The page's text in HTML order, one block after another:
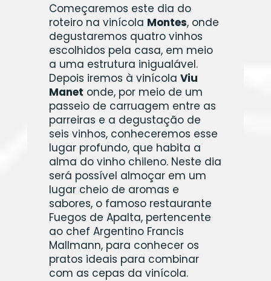
Começaremos este dia do
roteiro na vinícola Montes, onde
degustaremos quatro vinhos
escolhidos pela casa, em meio
a uma estrutura inigualável.
Depois iremos à vinícola Viu
Manet onde, por meio de um
passeio de carruagem entre as
parreiras e a degustação de
seis vinhos, conheceremos esse
lugar profundo, que habita a
alma do vinho chileno. Neste dia
será possível almoçar em um
lugar cheio de aromas e
sabores, o famoso restaurante
Fuegos de Apalta, pertencente
ao chef Argentino Francis
Mallmann, para conhecer os
pratos ideais para combinar
com as cepas da vinícola.